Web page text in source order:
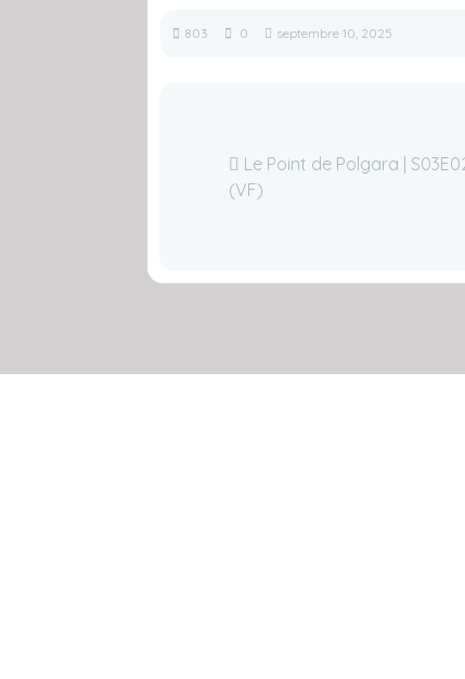
803 0 septembre 10, 2025
Le Point de Polgara |
(VF)